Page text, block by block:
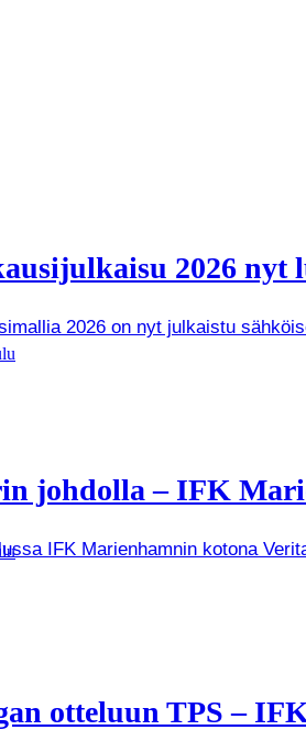
2026 nyt
2026 on nyt julkaistu
johdolla – IFK
IFK Marienhamnin kotona
otteluun TPS –